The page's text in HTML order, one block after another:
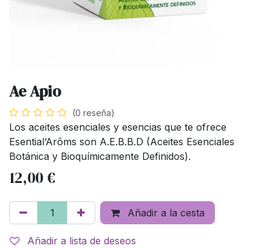
Ae Apio
(0 reseña)
Los aceites esenciales y esencias que te ofrece
Esential’Arôms son A.E.B.B.D (Aceites Esenciales
Botánica y Bioquímicamente Definidos).
12,00€
Añadir a la cesta
Añadir a lista de deseos